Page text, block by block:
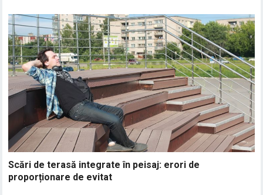
Scări de terasă integrate în peisaj: erori de
proporționare de evitat